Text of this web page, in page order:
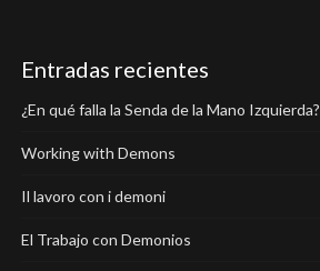
Entradas recientes
¿En qué falla la Senda de la Mano Izquierda?
Working with Demons
Il lavoro con i demoni
El Trabajo con Demonios